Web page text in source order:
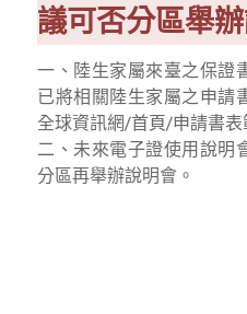
議可否分區舉
一、陸生家屬來臺之保證
已將相關陸生家屬之申請
全球資訊網/首頁/申請書表
二、未來電子證使用說明
分區再舉辦說明會。